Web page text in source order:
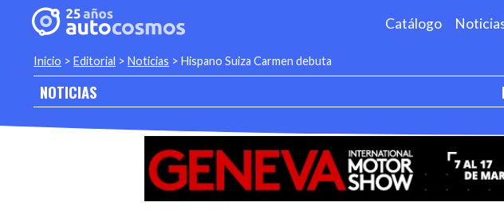
Catálogo
Inicio > Editorial > Noticias > Hispano Suiza Carmen debuta
NOTICIAS